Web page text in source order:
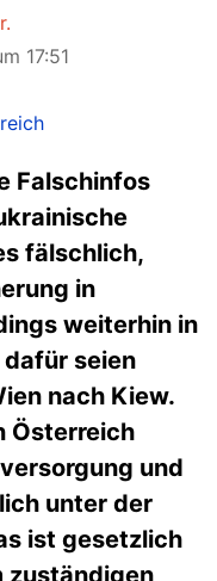
17:51
Falschinfos
fälschlich,
in
weiterhin in
seien
nach Kiew.
Österreich
und
unter der
ist gesetzlich
zuständigen